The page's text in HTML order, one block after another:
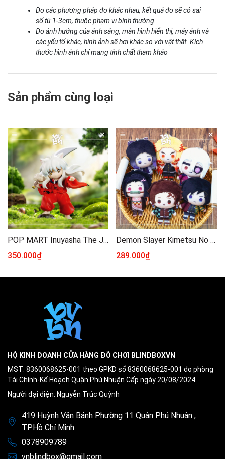
Do các phương pháp đo khác nhau, kết quả đo sẽ có sai
số từ 1-3cm, thuộc phạm vi bình thường
Do ảnh hưởng của ánh sáng, màn hình hiển thị, máy ảnh và
các yếu tố khác, hình ảnh sẽ hơi khác so với vật thật. Kích
thước hình ảnh chỉ mang tính chất tham khảo
Sản phẩm cùng loại
POP MART Inuyasha The Journey of Sengoku Series Figures
350.000₫
Demon Slayer Kimetsu No Yaiba Shape Plush Mini Doll
289.000₫
HỘ KINH DOANH CỬA HÀNG ĐỒ CHƠI BLINDBOXVN
MST: 8360068625-001 theo GPKD số 8360068625-001 do phòng
Tài Chính-Kế Hoạch Quận Phú Nhuận Cấp ngày 20/08/2024
Người đại diện: Nguyễn Trúc Quỳnh
419 Huỳnh Văn Bánh Phường 11 Quận Phú Nhuận ,
TP.Hồ Chí Minh
0378909789
vnblindbox@gmail.com